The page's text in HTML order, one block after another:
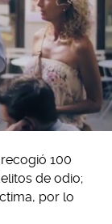
100
de odio;
por lo